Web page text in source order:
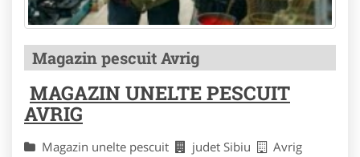
Magazin pescuit Avrig
MAGAZIN UNELTE PESCUIT
AVRIG
Magazin unelte pescuit judet Sibiu
Avrig